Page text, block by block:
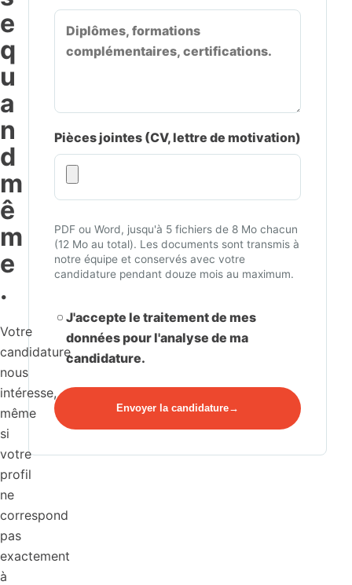
e
q
u
a
n
d
m
ê
m
e
.
Votre
candidature
nous
intéresse,
même
si
votre
profil
ne
correspond
pas
exactement
à
Pièces jointes (CV, lettre de motivation)
PDF ou Word, jusqu'à 5 fichiers de 8 Mo chacun
(12 Mo au total). Les documents sont transmis à
notre équipe et conservés avec votre
candidature pendant douze mois au maximum.
J'accepte le traitement de mes
données pour l'analyse de ma
candidature.
Envoyer la candidature